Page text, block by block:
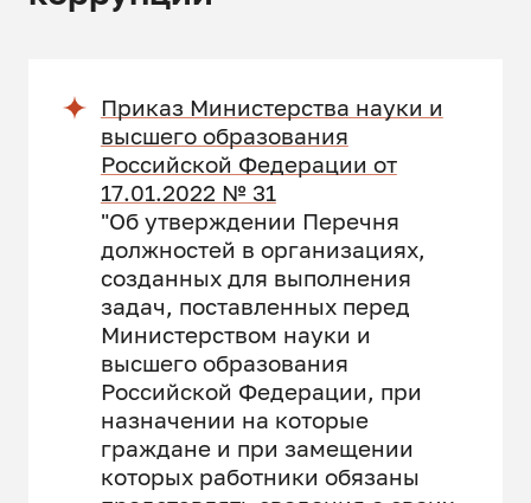
Приказ Министерства науки и
высшего образования
Российской Федерации от
17.01.2022 № 31
"Об утверждении Перечня
должностей в организациях,
созданных для выполнения
задач, поставленных перед
Министерством науки и
высшего образования
Российской Федерации, при
назначении на которые
граждане и при замещении
которых работники обязаны